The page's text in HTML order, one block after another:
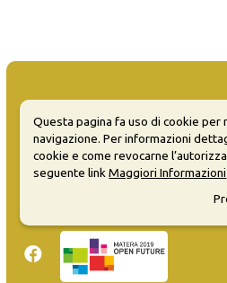
MATERA WELCOME EVENTS
Opendata
Questa pagina fa uso di cookie per
navigazione. Per informazioni
cookie e come revocarne
seguente linkMaggiori Informazioni